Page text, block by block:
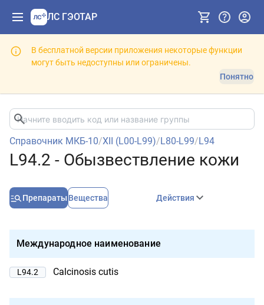
ЛС ГЭОТАР
В бесплатной версии приложения некоторые функции
могут быть недоступны или ограничены.
Понятно
Справочник МКБ-10/XII (L00-L99)/L80-L99/L94
L94.2 - Обызвествление кожи
Препараты Вещества Действия
Международное наименование
L94.2 Calcinosis cutis